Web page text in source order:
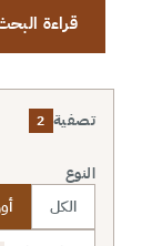
قراءة
تصفية 2
النوع
الكل